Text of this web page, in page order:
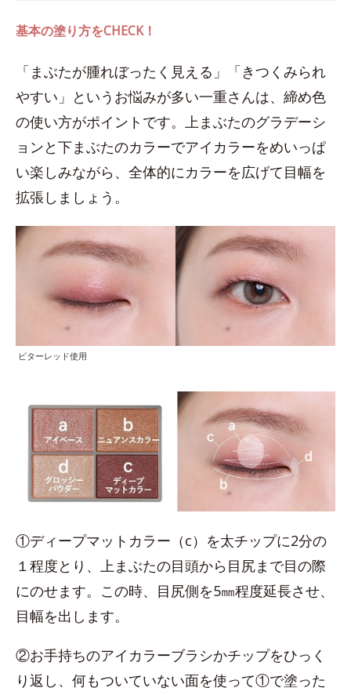
基本の塗り方をCHECK！
「まぶたが腫れぼったく見える」「きつくみられ
やすい」というお悩みが多い一重さんは、締め色
の使い方がポイントです。上まぶたのグラデーシ
ョンと下まぶたのカラーでアイカラーをめいっぱ
い楽しみながら、全体的にカラーを広げて目幅を
拡張しましょう。
ビターレッド使用
①ディープマットカラー（c）を太チップに2分の
１程度とり、上まぶたの目頭から目尻まで目の際
にのせます。この時、目尻側を5㎜程度延長させ、
目幅を出します。
②お手持ちのアイカラーブラシかチップをひっく
り返し、何もついていない面を使って①で塗った